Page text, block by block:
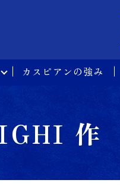
カスピアンの強み
作